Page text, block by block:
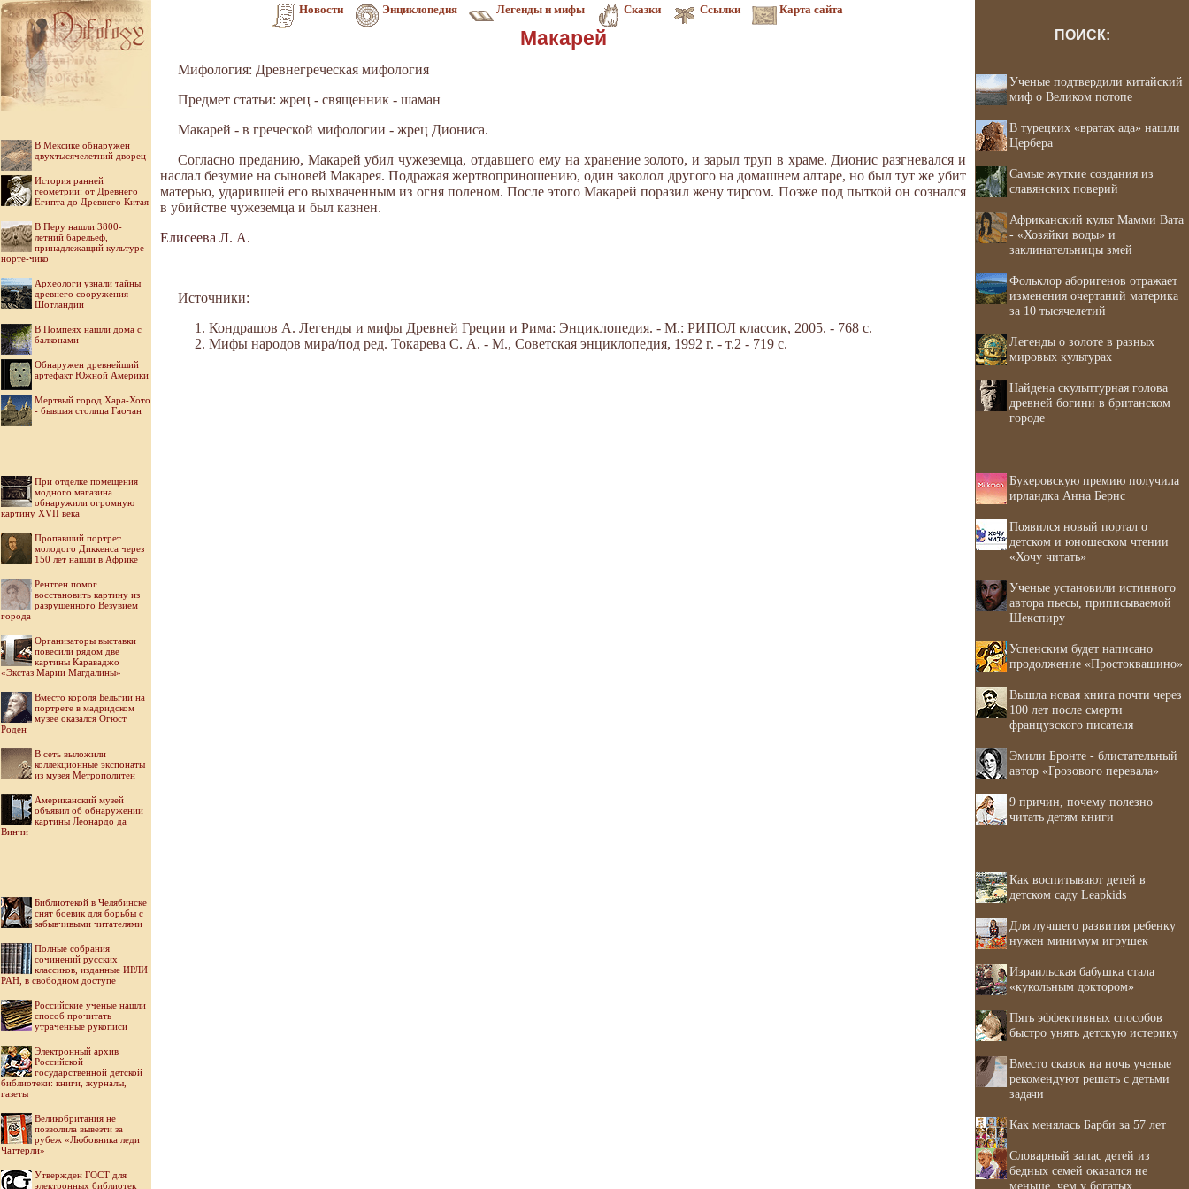
Новости Энциклопедия Легенды и мифы Сказки Ссылки Карта сайта
В Мексике обнаружен
двухтысячелетний дворец
История ранней
геометрии: от Древнего
Египта до Древнего Китая
В Перу нашли 3800-
летний барельеф,
принадлежащий культуре
норте-чико
Археологи узнали тайны
древнего сооружения
Шотландии
В Помпеях нашли дома с
балконами
Обнаружен древнейший
артефакт Южной Америки
Мертвый город Хара-Хото
- бывшая столица Гаочан
При отделке помещения
модного магазина
обнаружили огромную
картину XVII века
Пропавший портрет
молодого Диккенса через
150 лет нашли в Африке
Рентген помог
восстановить картину из
разрушенного Везувием
города
Организаторы выставки
повесили рядом две
картины Караваджо
«Экстаз Марии Магдалины»
Вместо короля Бельгии на
портрете в мадридском
музее оказался Огюст
Роден
В сеть выложили
коллекционные экспонаты
из музея Метрополитен
Американский музей
объявил об обнаружении
картины Леонардо да
Винчи
Библиотекой в Челябинске
снят боевик для борьбы с
забывчивыми читателями
Полные собрания
сочинений русских
классиков, изданные ИРЛИ
РАН, в свободном доступе
Российские ученые нашли
способ прочитать
утраченные рукописи
Электронный архив
Российской
государственной детской
библиотеки: книги, журналы,
газеты
Великобритания не
позволила вывезти за
рубеж «Любовника леди
Чаттерли»
Утвержден ГОСТ для
электронных библиотек
Макарей
Мифология: Древнегреческая мифология
Предмет статьи: жрец - священник - шаман
Макарей - в греческой мифологии - жрец Диониса.
Согласно преданию, Макарей убил чужеземца, отдавшего ему на хранение золото, и зарыл труп в храме. Дионис разгневался и
наслал безумие на сыновей Макарея. Подражая жертвоприношению, один за­колол другого на домашнем алтаре, но был тут же убит
матерью, уда­рившей его выхваченным из огня поленом. После этого Макарей пора­зил жену тирсом. Позже под пыткой он сознался
в убийстве чужеземца и был казнен.
Елисеева Л. А.
Источники:
Кондрашов А. Легенды и мифы Древней Греции и Рима: Энциклопедия. - М.: РИПОЛ классик, 2005. - 768 с.
Мифы народов мира/под ред. Токарева С. А. - М., Советская энциклопедия, 1992 г. - т.2 - 719 с.
ПОИСК:
Ученые подтвердили китайский
миф о Великом потопе
В турецких «вратах ада» нашли
Цербера
Самые жуткие создания из
славянских поверий
Африканский культ Мамми Вата
- «Хозяйки воды» и
заклинательницы змей
Фольклор аборигенов отражает
изменения очертаний материка
за 10 тысячелетий
Легенды о золоте в разных
мировых культурах
Найдена скульптурная голова
древней богини в британском
городе
Букеровскую премию получила
ирландка Анна Бернс
Появился новый портал о
детском и юношеском чтении
«Хочу читать»
Ученые установили истинного
автора пьесы, приписываемой
Шекспиру
Успенским будет написано
продолжение «Простоквашино»
Вышла новая книга почти через
100 лет после смерти
французского писателя
Эмили Бронте - блистательный
автор «Грозового перевала»
9 причин, почему полезно
читать детям книги
Как воспитывают детей в
детском саду Leapkids
Для лучшего развития ребенку
нужен минимум игрушек
Израильская бабушка стала
«кукольным доктором»
Пять эффективных способов
быстро унять детскую истерику
Вместо сказок на ночь ученые
рекомендуют решать с детьми
задачи
Как менялась Барби за 57 лет
Словарный запас детей из
бедных семей оказался не
меньше, чем у богатых